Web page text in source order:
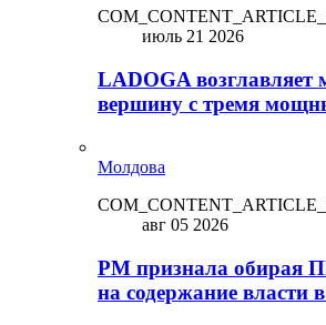
июль 21 2026
LADOGA возглавляет
вершину с тремя
Молдова
авг 05 2026
PM признала обирая
на содержание власти